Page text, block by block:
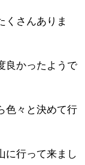
くさんありま
良かったようで
色々と決めて行
に行って来まし